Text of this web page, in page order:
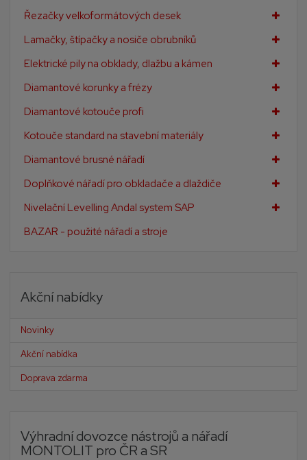
Řezačky velkoformátových desek
Lamačky, štípačky a nosiče obrubníků
Elektrické pily na obklady, dlažbu a kámen
Diamantové korunky a frézy
Diamantové kotouče profi
Kotouče standard na stavební materiály
Diamantové brusné nářadí
Doplňkové nářadí pro obkladače a dlaždiče
Nivelační Levelling Andal system SAP
BAZAR - použité nářadí a stroje
Akční nabídky
Novinky
Akční nabídka
Doprava zdarma
Výhradní dovozce nástrojů a nářadí
MONTOLIT pro ČR a SR